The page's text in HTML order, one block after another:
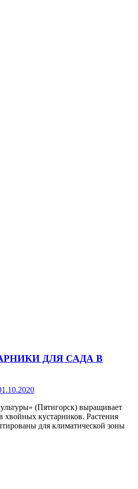
ДЛЯ САДА В
(Пятигорск) выращивает
хвойных кустарников. Растения
для климатической зоны